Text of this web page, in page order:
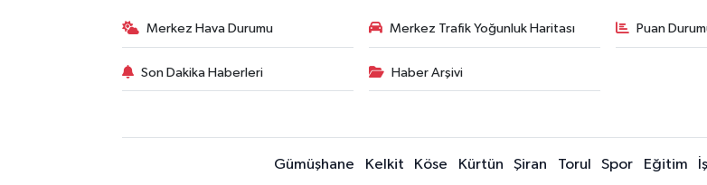
Merkez Hava Durumu Merkez Trafik Yoğunluk Haritası Puan
Son Dakika Haberleri Haber Arşivi
Gümüşhane Kelkit Köse Kürtün Şiran Torul Spor Eğitim